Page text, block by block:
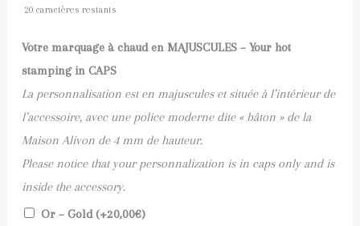
20 caractères restants
Votre marquage à chaud en MAJUSCULES – Your hot
stamping in CAPS
La personnalisation est en majuscules et située à l’intérieur de
l’accessoire, avec une police moderne dite « bâton » de la
Maison Alivon de 4 mm de hauteur.
Please notice that your personnalization is in caps only and is
inside the accessory.
Or – Gold (+20,00€)